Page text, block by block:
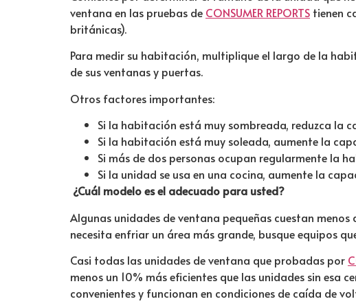
ventana en las pruebas de CONSUMER REPORTS tienen
británicas).
Para medir su habitación, multiplique el largo de la
de sus ventanas y puertas.
Otros factores importantes:
Si la habitación está muy sombreada, reduzca la
Si la habitación está muy soleada, aumente la
Si más de dos personas ocupan regularmente la
Si la unidad se usa en una cocina, aumente la
¿Cuál modelo es el adecuado para usted?
Algunas unidades de ventana pequeñas cuestan
necesita enfriar un área más grande, busque equipos
Casi todas las unidades de ventana que probadas por
menos un 10% más eficientes que las unidades sin esa
convenientes y funcionan en condiciones de caída de